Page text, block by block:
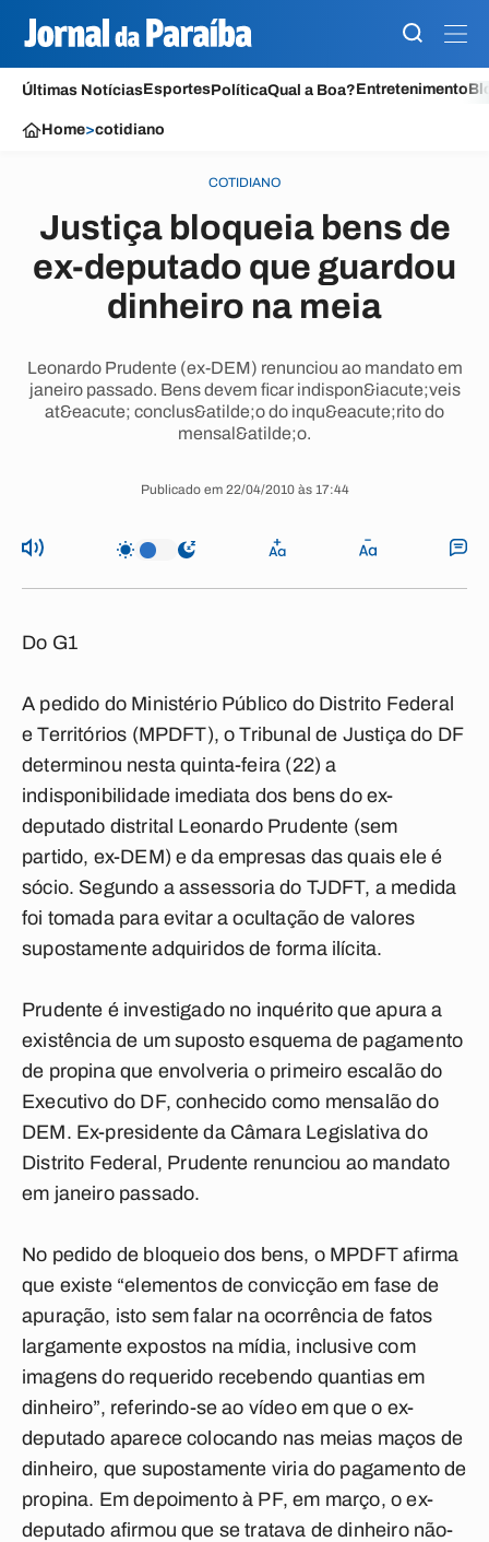
Últimas NotíciasEsportesPolíticaQual a Boa?Entretenimento
Home>cotidiano
COTIDIANO
Justiça bloqueia bens de
ex-deputado que guardou
dinheiro na meia
Leonardo Prudente (ex-DEM) renunciou ao mandato em
janeiro passado. Bens devem ficar indispon&iacute;veis
at&eacute; conclus&atilde;o do inqu&eacute;rito do
mensal&atilde;o.
Publicado em 22/04/2010 às 17:44
Do G1
A pedido do Ministério Público do Distrito Federal
e Territórios (MPDFT), o Tribunal de Justiça do DF
determinou nesta quinta-feira (22) a
indisponibilidade imediata dos bens do ex-
deputado distrital Leonardo Prudente (sem
partido, ex-DEM) e da empresas das quais ele é
sócio. Segundo a assessoria do TJDFT, a medida
foi tomada para evitar a ocultação de valores
supostamente adquiridos de forma ilícita.
Prudente é investigado no inquérito que apura a
existência de um suposto esquema de pagamento
de propina que envolveria o primeiro escalão do
Executivo do DF, conhecido como mensalão do
DEM. Ex-presidente da Câmara Legislativa do
Distrito Federal, Prudente renunciou ao mandato
em janeiro passado.
No pedido de bloqueio dos bens, o MPDFT afirma
que existe “elementos de convicção em fase de
apuração, isto sem falar na ocorrência de fatos
largamente expostos na mídia, inclusive com
imagens do requerido recebendo quantias em
dinheiro”, referindo-se ao vídeo em que o ex-
deputado aparece colocando nas meias maços de
dinheiro, que supostamente viria do pagamento de
propina. Em depoimento à PF, em março, o ex-
deputado afirmou que se tratava de dinheiro não-